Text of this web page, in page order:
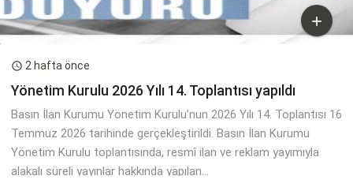

 2 hafta önce
Yönetim Kurulu 2026 Yılı 14. Toplantısı yapıldı
Basın İlan Kurumu Yönetim Kurulu’nun 2026 Yılı 14. Toplantısı 16
Temmuz 2026 tarihinde gerçekleştirildi. Basın İlan Kurumu
Yönetim Kurulu toplantısında, resmî ilan ve reklam yayımıyla
alakalı süreli yayınlar hakkında yapılan...